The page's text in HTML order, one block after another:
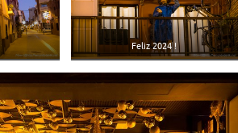
Feliz 2024 !